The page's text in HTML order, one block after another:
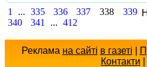
1 ... 335 336 337 338
339
340
341 ... 412
Реклама на сайті в газеті
Контакти